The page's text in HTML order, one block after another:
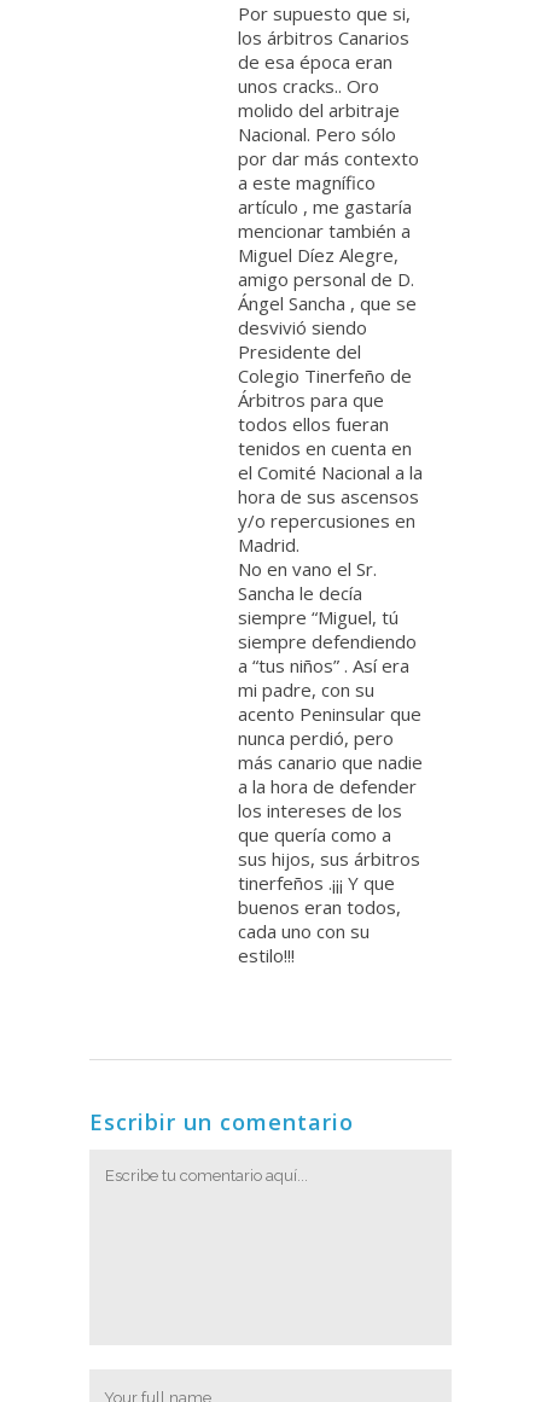
Por supuesto que si,
los árbitros Canarios
de esa época eran
unos cracks.. Oro
molido del arbitraje
Nacional. Pero sólo
por dar más contexto
a este magnífico
artículo , me gastaría
mencionar también a
Miguel Díez Alegre,
amigo personal de D.
Ángel Sancha , que se
desvivió siendo
Presidente del
Colegio Tinerfeño de
Árbitros para que
todos ellos fueran
tenidos en cuenta en
el Comité Nacional a la
hora de sus ascensos
y/o repercusiones en
Madrid.
No en vano el Sr.
Sancha le decía
siempre “Miguel, tú
siempre defendiendo
a “tus niños” . Así era
mi padre, con su
acento Peninsular que
nunca perdió, pero
más canario que nadie
a la hora de defender
los intereses de los
que quería como a
sus hijos, sus árbitros
tinerfeños .¡¡¡ Y que
buenos eran todos,
cada uno con su
estilo!!!
Escribir un comentario